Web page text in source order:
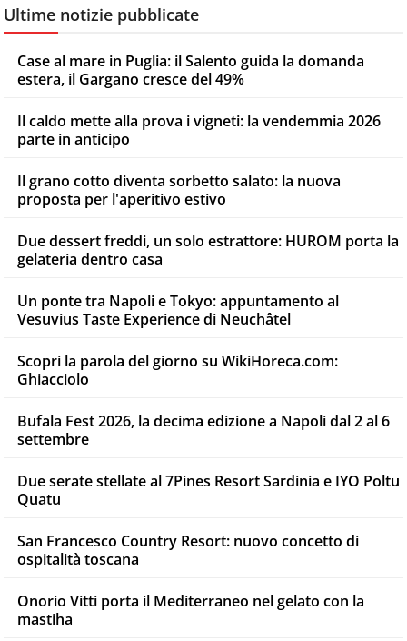
Ultime notizie pubblicate
Case al mare in Puglia: il Salento guida la domanda
estera, il Gargano cresce del 49%
Il caldo mette alla prova i vigneti: la vendemmia 2026
parte in anticipo
Il grano cotto diventa sorbetto salato: la nuova
proposta per l'aperitivo estivo
Due dessert freddi, un solo estrattore: HUROM porta la
gelateria dentro casa
Un ponte tra Napoli e Tokyo: appuntamento al
Vesuvius Taste Experience di Neuchâtel
Scopri la parola del giorno su WikiHoreca.com:
Ghiacciolo
Bufala Fest 2026, la decima edizione a Napoli dal 2 al 6
settembre
Due serate stellate al 7Pines Resort Sardinia e IYO Poltu
Quatu
San Francesco Country Resort: nuovo concetto di
ospitalità toscana
Onorio Vitti porta il Mediterraneo nel gelato con la
mastiha